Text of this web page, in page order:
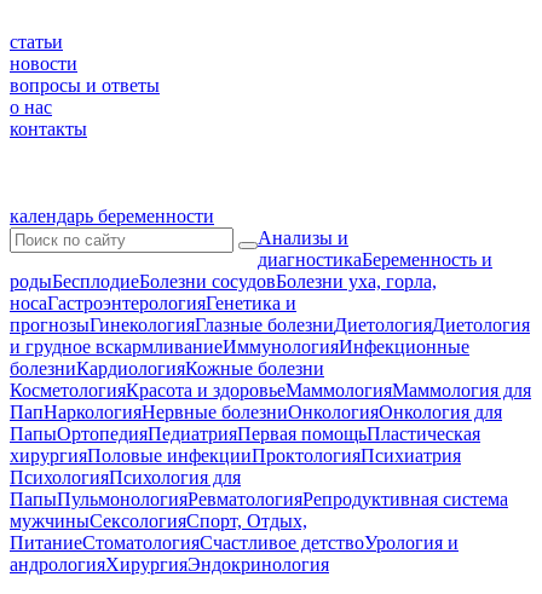
статьи
новости
вопросы и ответы
о нас
контакты
календарь беременности
Анализы и
диагностикаБеременность и
родыБесплодиеБолезни сосудовБолезни уха, горла,
носаГастроэнтерологияГенетика и
прогнозыГинекологияГлазные болезниДиетологияДиетология
и грудное вскармливаниеИммунологияИнфекционные
болезниКардиологияКожные болезни
КосметологияКрасота и здоровьеМаммологияМаммология для
ПапНаркологияНервные болезниОнкологияОнкология для
ПапыОртопедияПедиатрияПервая помощьПластическая
хирургияПоловые инфекцииПроктологияПсихиатрия
ПсихологияПсихология для
ПапыПульмонологияРевматологияРепродуктивная система
мужчиныСексологияСпорт, Отдых,
ПитаниеСтоматологияСчастливое детствоУрология и
андрологияХирургияЭндокринология